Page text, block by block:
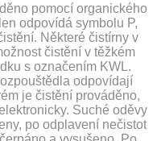
pomocí organického
odpovídá symbolu P,
Některé čistírny v
čistění v těžkém
s označením KWL.
odpovídají
je čistění prováděno,
Suché oděvy
po odplavení nečistot